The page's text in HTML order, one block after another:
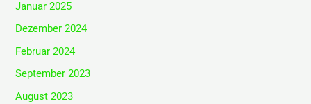
Januar 2025
Dezember 2024
Februar 2024
September 2023
August 2023